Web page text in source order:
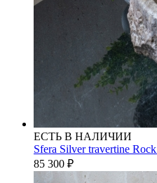
ЕСТЬ В НАЛИЧИИ
Sfera Silver travertine
85 300 ₽